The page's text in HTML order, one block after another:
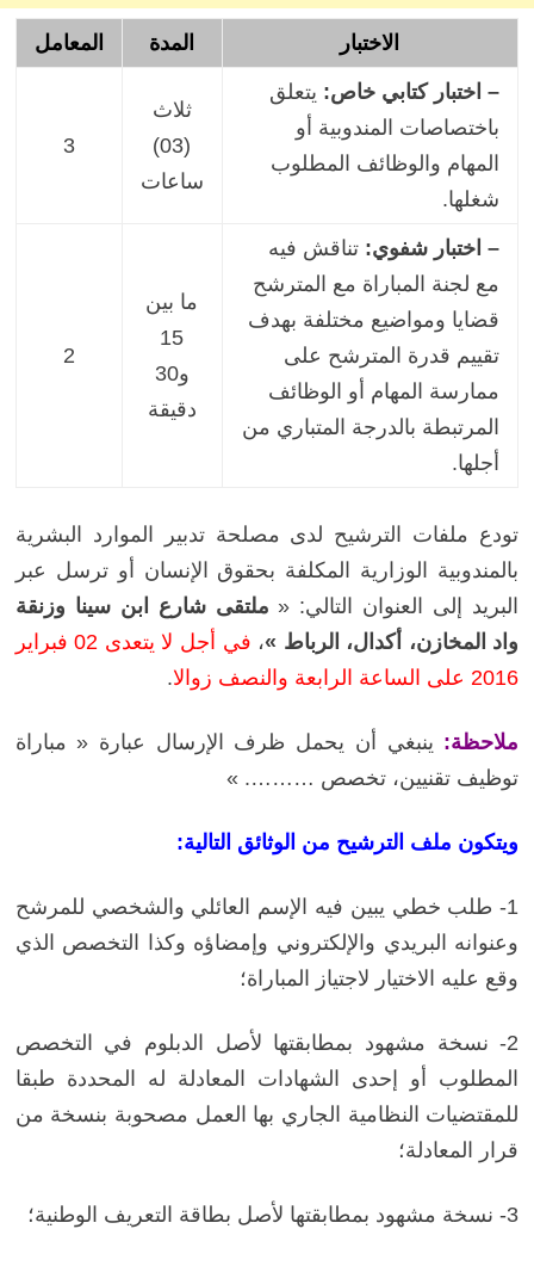
المعامل المدة الاختبار
3
ثلاث
(03)
ساعات
– اختبار كتابي خاص: يتعلق
باختصاصات المندوبية أو
المهام والوظائف المطلوب
شغلها.
2
ما بين
15
و30
دقيقة
– اختبار شفوي: تناقش فيه
مع لجنة المباراة مع المترشح
قضايا ومواضيع مختلفة بهدف
تقييم قدرة المترشح على
ممارسة المهام أو الوظائف
المرتبطة بالدرجة المتباري من
أجلها.
تودع ملفات الترشيح لدى مصلحة تدبير الموارد البشرية
بالمندوبية الوزارية المكلفة بحقوق الإنسان أو ترسل عبر
البريد إلى العنوان التالي: « ملتقى شارع ابن سينا وزنقة
واد المخازن، أكدال، الرباط »،
في أجل لا يتعدى 02 فبراير
2016 على الساعة الرابعة والنصف زوالا
.
ملاحظة: ينبغي أن يحمل ظرف الإرسال عبارة « مباراة
توظيف تقنيين، تخصص ………. »
ويتكون ملف الترشيح من الوثائق التالية:
1- طلب خطي يبين فيه الإسم العائلي والشخصي للمرشح
وعنوانه البريدي والإلكتروني وإمضاؤه وكذا التخصص الذي
وقع عليه الاختيار لاجتياز المباراة؛
2- نسخة مشهود بمطابقتها لأصل الدبلوم في التخصص
المطلوب أو إحدى الشهادات المعادلة له المحددة طبقا
للمقتضيات النظامية الجاري بها العمل مصحوبة بنسخة من
قرار المعادلة؛
3- نسخة مشهود بمطابقتها لأصل بطاقة التعريف الوطنية؛